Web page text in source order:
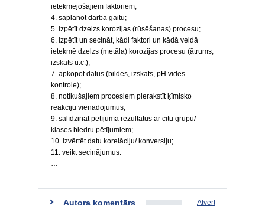
ietekmējošajiem faktoriem;
4. saplānot darba gaitu;
5. izpētīt dzelzs korozijas (rūsēšanas) procesu;
6. izpētīt un secināt, kādi faktori un kādā veidā
ietekmē dzelzs (metāla) korozijas procesu (ātrums,
izskats u.c.);
7. apkopot datus (bildes, izskats, pH vides
kontrole);
8. notikušajiem procesiem pierakstīt ķīmisko
reakciju vienādojumus;
9. salīdzināt pētījuma rezultātus ar citu grupu/
klases biedru pētījumiem;
10. izvērtēt datu korelāciju/ konversiju;
11. veikt secinājumus.
…
Autora komentārs Atvērt